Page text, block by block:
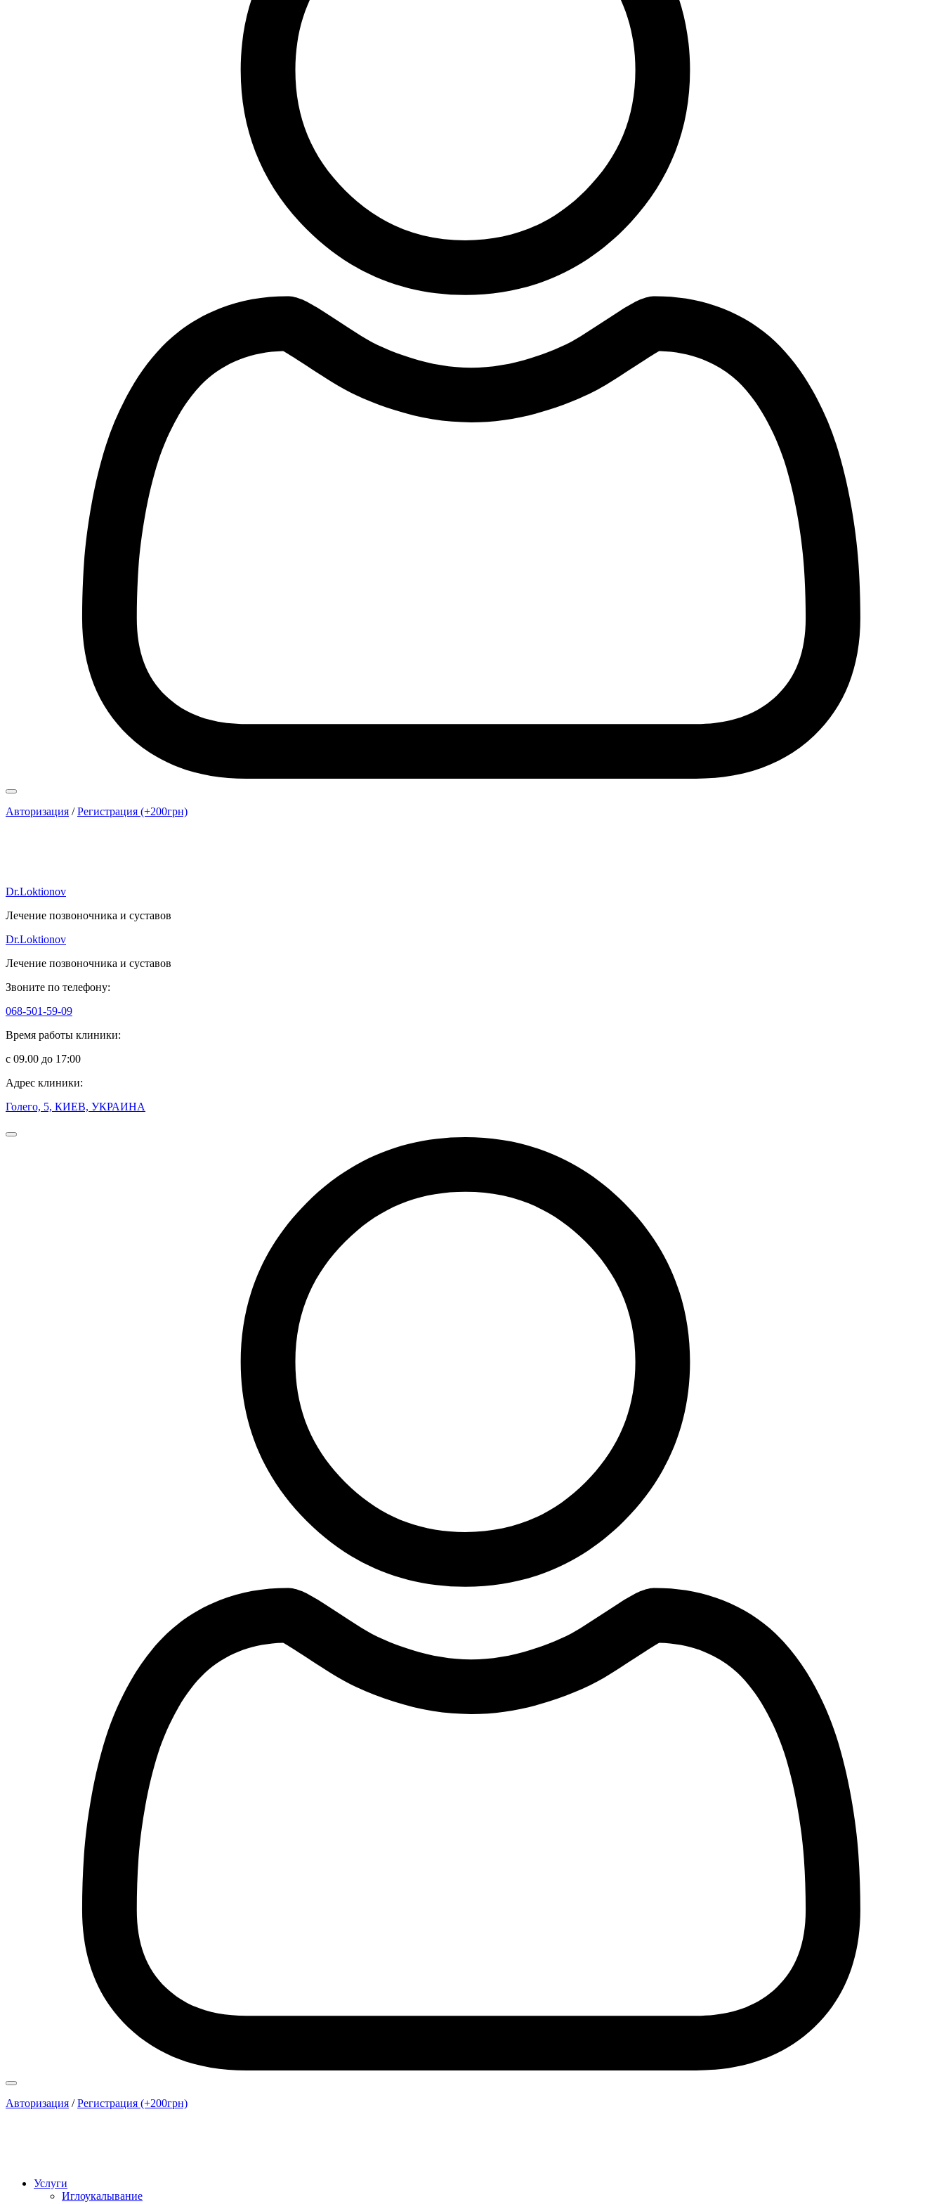
Авторизация /Регистрация (+200грн)
Dr.Loktionov
Лечение позвоночника и суставов
Dr.Loktionov
Лечение позвоночника и суставов
Звоните по телефону:
068-501-59-09
Время работы клиники:
с 09.00 до 17:00
Адрес клиники:
Голего, 5, КИЕВ, УКРАИНА
Авторизация /Регистрация (+200грн)
Услуги
Иглоукалывание